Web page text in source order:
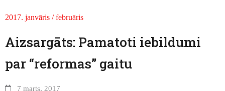
2017. janvāris / februāris
Aizsargāts: Pamatoti iebildumi
par “reformas” gaitu
7 marts, 2017